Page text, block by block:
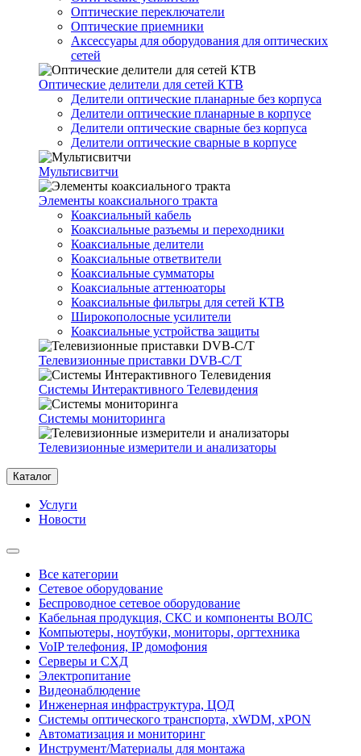
Оптические переключатели
Оптические приемники
Аксессуары для оборудования для оптических
сетей
Оптические делители для сетей КТВ
Делители оптические планарные без корпуса
Делители оптические планарные в корпусе
Делители оптические сварные без корпуса
Делители оптические сварные в корпусе
Мультисвитчи
Элементы коаксиального тракта
Коаксиальный кабель
Коаксиальные разъемы и переходники
Коаксиальные делители
Коаксиальные ответвители
Коаксиальные сумматоры
Коаксиальные аттенюаторы
Коаксиальные фильтры для сетей КТВ
Широкополосные усилители
Коаксиальные устройства защиты
Телевизионные приставки DVB-C/T
Системы Интерактивного Телевидения
Системы мониторинга
Телевизионные измерители и анализаторы
Каталог
Услуги
Новости
Все категории
Сетевое оборудование
Беспроводное сетевое оборудование
Кабельная продукция, СКС и компоненты ВОЛС
Компьютеры, ноутбуки, мониторы, оргтехника
VoIP телефония, IP домофония
Серверы и СХД
Электропитание
Видеонаблюдение
Инженерная инфраструктура, ЦОД
Системы оптического транспорта, xWDM, xPON
Автоматизация и мониторинг
Инструмент/Материалы для монтажа